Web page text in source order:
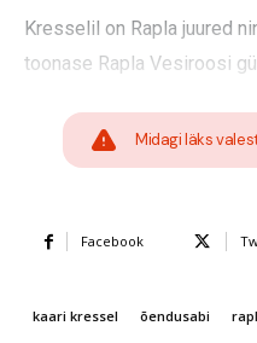
Kresselil on Rapla juured
toonase Rapla Vesiroosi
Midagi läks
Facebook
kaari kressel õendusabi